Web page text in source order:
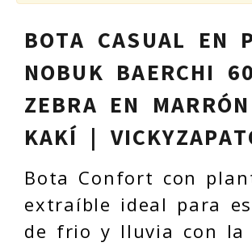
BOTA CASUAL EN
NOBUK BAERCHI
ZEBRA EN
KAKÍ |
Bota Confort con
extraíble ideal para
de frio y lluvia con la